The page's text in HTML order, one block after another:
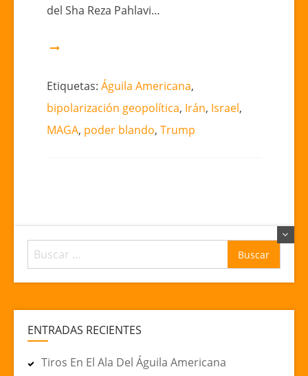
del Sha Reza Pahlavi…
Etiquetas: Águila Americana,
bipolarización geopolítica, Irán, Israel,
MAGA, poder blando, Trump
Buscar:
ENTRADAS RECIENTES
Tiros En El Ala Del Águila Americana